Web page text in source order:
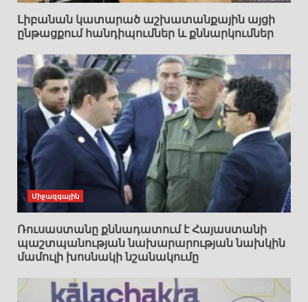
Լիբանան կատարած աշխատանքային այցի
ընթացքում հանդիպումներ և քննարկումներ
Միջազգային
Ռուսաստանը քննադատում է Հայաստանի
պաշտպանության նախարարության նախկին
մամուլի խոսնակի նշանակումը